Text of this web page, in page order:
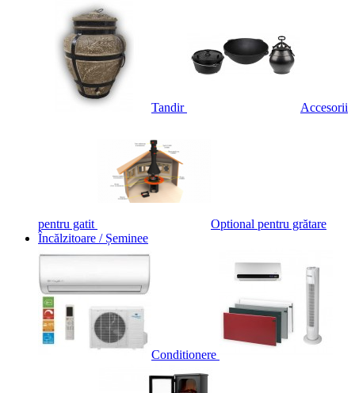
Tandir Accesorii
pentru gatit
Optional pentru grătare
Încălzitoare / Șeminee
Conditionere